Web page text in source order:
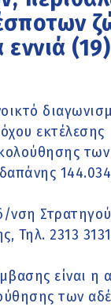
εκτέλεσης
νση
Τηλ. 2313
είναι η
των